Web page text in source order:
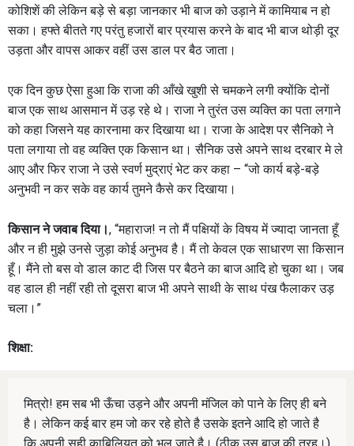
कोशिशें की लेकिन बड़े से बड़ा जानकार भी बाज को उड़ाने में कामियाब न हो
सका। हफ्ते बीतते गए परंतु हजारों बार प्रयास करने के बाद भी बाज थोड़ी दूर
उड़ता और वापस आकर वहीं उस डाल पर बैठ जाता।
एक दिन कुछ ऐसा हुआ कि राजा की आँखे खुशी से चमकने लगी क्योंकि दोनों
बाज एक साथ आसमान में उड़ रहे थे। राजा ने तुरंत उस व्यक्ति का पता लगाने
को कहा जिसने यह कारनामा कर दिखाया था। राजा के आदेश पर सैनिको ने
पता लगाया तो वह व्यक्ति एक किसान था। सैनिक उसे अपने साथ दरबार मे ले
आए और फिर राजा ने उसे स्वर्ण मुद्राएं भेट कर कहा – “जो कार्य बड़े-बड़े
अनुभवी न कर सके वह कार्य तुमने कैसे कर दिखाया।
किसान ने जवाब दिया।, “महाराज! न तो मैं पक्षियों के विषय में ज्यादा जानता हूँ
और न ही मुझे उनसे जुड़ा कोई अनुभव है। मैं तो केवल एक साधारण सा किसान
हूँ। मैंने तो बस वो डाल काट दी जिस पर बैठने का बाज आदि हो चुका था। जब
वह डाल ही नहीं रही तो दूसरा बाज भी अपने साथी के साथ पंख फैलाकर उड़
चला।”
शिक्षा:
मित्रो! हम सब भी ऊँचा उड़ने और अपनी मंजिल को पाने के लिए ही बने
है। लेकिन कई बार हम जो कर रहे होते है उसके इतने आदि हो जाते है